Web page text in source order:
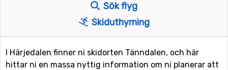
Sök flyg
Skiduthyrning
I Härjedalen finner ni skidorten Tänndalen, och här
hittar ni en massa nyttig information om ni planerar att